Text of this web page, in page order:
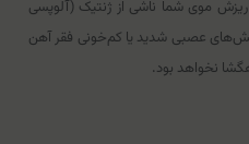
ریزش موی شما ناشی از ژنتیک (آلوپسی
تنش‌های عصبی شدید یا کم‌خونی فقر آهن
نخواهد بود.